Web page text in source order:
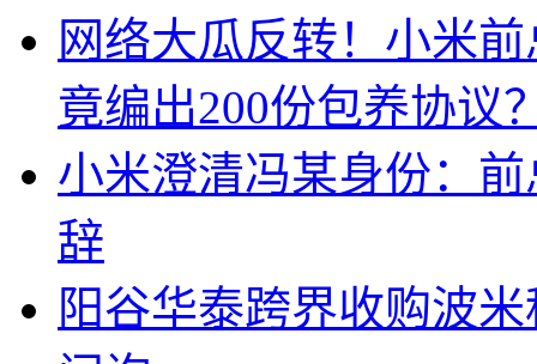
网络大瓜反转！小米
竟编出200份包养协议
小米澄清冯某身份：
辞
阳谷华泰跨界收购波